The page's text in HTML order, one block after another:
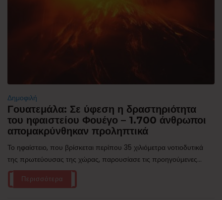
Δημοφιλή
Γουατεμάλα: Σε ύφεση η δραστηριότητα
του ηφαιστείου Φουέγο – 1.700 άνθρωποι
απομακρύνθηκαν προληπτικά
Το ηφαίστειο, που βρίσκεται περίπου 35 χιλιόμετρα νοτιοδυτικά
της πρωτεύουσας της χώρας, παρουσίασε τις προηγούμενες...
Περισσότερα